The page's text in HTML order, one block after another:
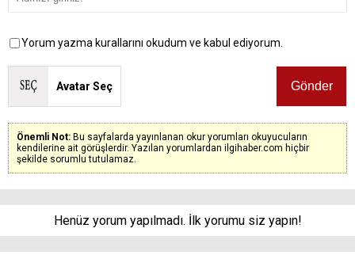
Yorum yazma kurallarını okudum ve kabul ediyorum.
Avatar Seç
Önemli Not: Bu sayfalarda yayınlanan okur yorumları okuyucuların
kendilerine ait görüşlerdir. Yazılan yorumlardan ilgihaber.com hiçbir
şekilde sorumlu tutulamaz.
Henüz yorum yapılmadı. İlk yorumu siz yapın!